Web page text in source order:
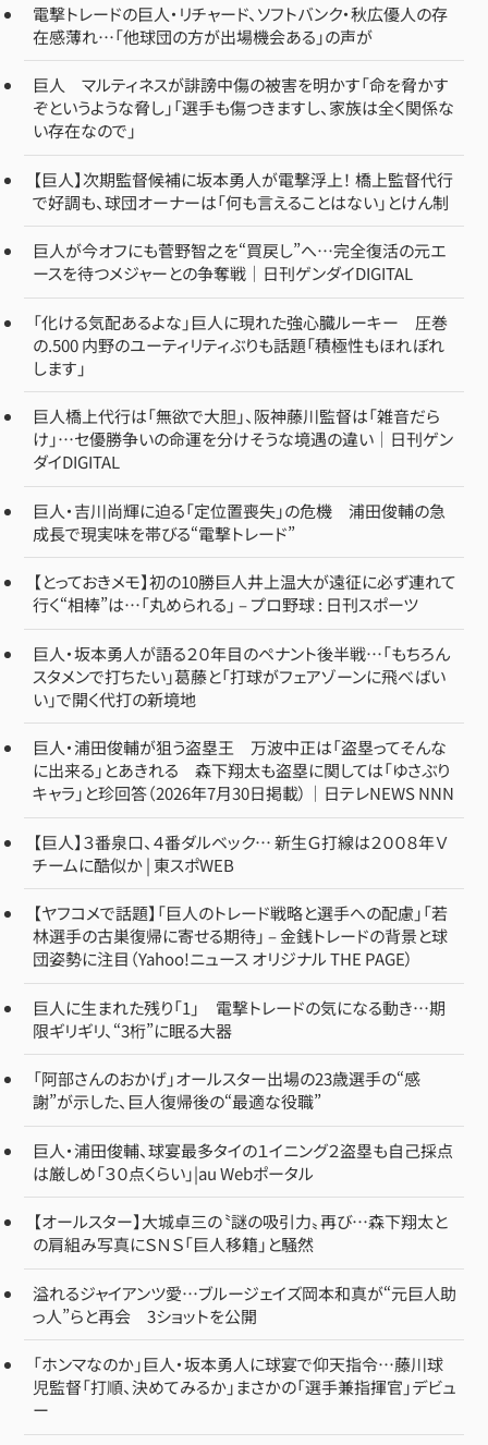
電撃トレードの巨人・リチャード、ソフトバンク・秋広優人の存
在感薄れ…「他球団の方が出場機会ある」の声が
巨人 マルティネスが誹謗中傷の被害を明かす「命を脅かす
ぞというような脅し」「選手も傷つきますし、家族は全く関係な
い存在なので」
【巨人】次期監督候補に坂本勇人が電撃浮上！ 橋上監督代行
で好調も、球団オーナーは「何も言えることはない」とけん制
巨人が今オフにも菅野智之を“買戻し”へ…完全復活の元エ
ースを待つメジャーとの争奪戦｜日刊ゲンダイDIGITAL
「化ける気配あるよな」巨人に現れた強心臓ルーキー 圧巻
の.500 内野のユーティリティぶりも話題「積極性もほれぼれ
します」
巨人橋上代行は「無欲で大胆」、阪神藤川監督は「雑音だら
け」…セ優勝争いの命運を分けそうな境遇の違い｜日刊ゲン
ダイDIGITAL
巨人・吉川尚輝に迫る「定位置喪失」の危機 浦田俊輔の急
成長で現実味を帯びる“電撃トレード”
【とっておきメモ】初の10勝巨人井上温大が遠征に必ず連れて
行く“相棒”は…「丸められる」 – プロ野球 : 日刊スポーツ
巨人・坂本勇人が語る２０年目のペナント後半戦…「もちろん
スタメンで打ちたい」葛藤と「打球がフェアゾーンに飛べばい
い」で開く代打の新境地
巨人・浦田俊輔が狙う盗塁王 万波中正は「盗塁ってそんな
に出来る」とあきれる 森下翔太も盗塁に関しては「ゆさぶり
キャラ」と珍回答（2026年7月30日掲載）｜日テレNEWS NNN
【巨人】３番泉口、４番ダルベック… 新生Ｇ打線は２００８年Ｖ
チームに酷似か | 東スポWEB
【ヤフコメで話題】「巨人のトレード戦略と選手への配慮」「若
林選手の古巣復帰に寄せる期待」 – 金銭トレードの背景と球
団姿勢に注目（Yahoo!ニュース オリジナル THE PAGE）
巨人に生まれた残り「1」 電撃トレードの気になる動き…期
限ギリギリ、“3桁”に眠る大器
「阿部さんのおかげ」オールスター出場の23歳選手の“感
謝”が示した、巨人復帰後の“最適な役職”
巨人・浦田俊輔、球宴最多タイの１イニング２盗塁も自己採点
は厳しめ「３０点くらい」|au Webポータル
【オールスター】大城卓三の〝謎の吸引力〟再び…森下翔太と
の肩組み写真にＳＮＳ「巨人移籍」と騒然
溢れるジャイアンツ愛…ブルージェイズ岡本和真が“元巨人助
っ人”らと再会 3ショットを公開
「ホンマなのか」巨人・坂本勇人に球宴で仰天指令…藤川球
児監督「打順、決めてみるか」まさかの「選手兼指揮官」デビュ
ー